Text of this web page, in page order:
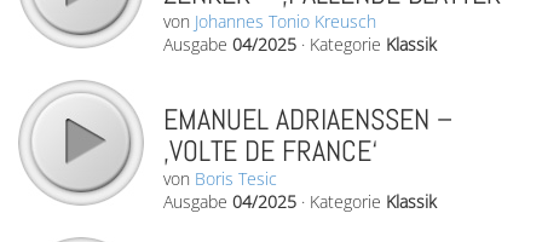
von Johannes Tonio Kreusch
Ausgabe 04/2025 · Kategorie Klassik
EMANUEL ADRIAENSSEN –
‚VOLTE DE FRANCE‘
von Boris Tesic
Ausgabe 04/2025 · Kategorie Klassik